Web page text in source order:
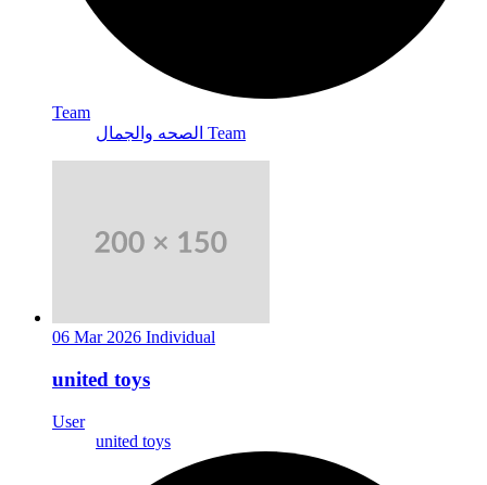
Team
الصحه والجمال Team
06 Mar 2026 Individual
united toys
User
united toys